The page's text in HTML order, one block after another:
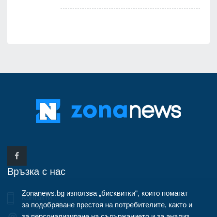
Връзка с нас
Контакти
Zonanews.bg използва „бисквитки“, които помагат
за подобряване престоя на потребителите, както и